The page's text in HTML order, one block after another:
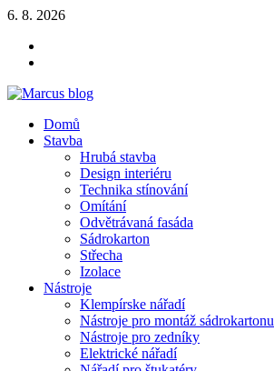
Skip
content
6. 8. 2026
NÁRADIE
Marcus blog
Stavebné profily, náradie, izolácie
Domů
Stavba
Hrubá stavba
Design interiéru
Technika stínování
Omítání
Odvětrávaná fasáda
Sádrokarton
Střecha
Izolace
Nástroje
Klempírske nářadí
Nástroje pro montáž sádrokartonu
Nástroje pro zedníky
Elektrické nářadí